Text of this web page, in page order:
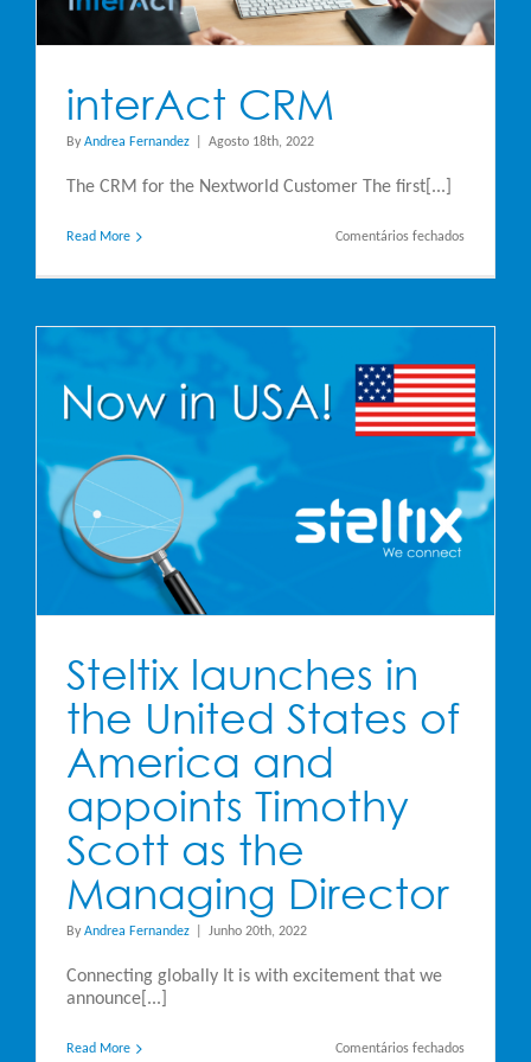
interAct CRM
By Andrea Fernandez Agosto 18th, 2022
The CRM for the Nextworld Customer The first[...]
Read More Comentários fechadosem
Steltix launches in
the United States of
America and
appoints Timothy
Scott as the
Managing Director
By Andrea Fernandez Junho 20th, 2022
Connecting globally It is with excitement that we
announce[...]
Read More Comentários fechadosem